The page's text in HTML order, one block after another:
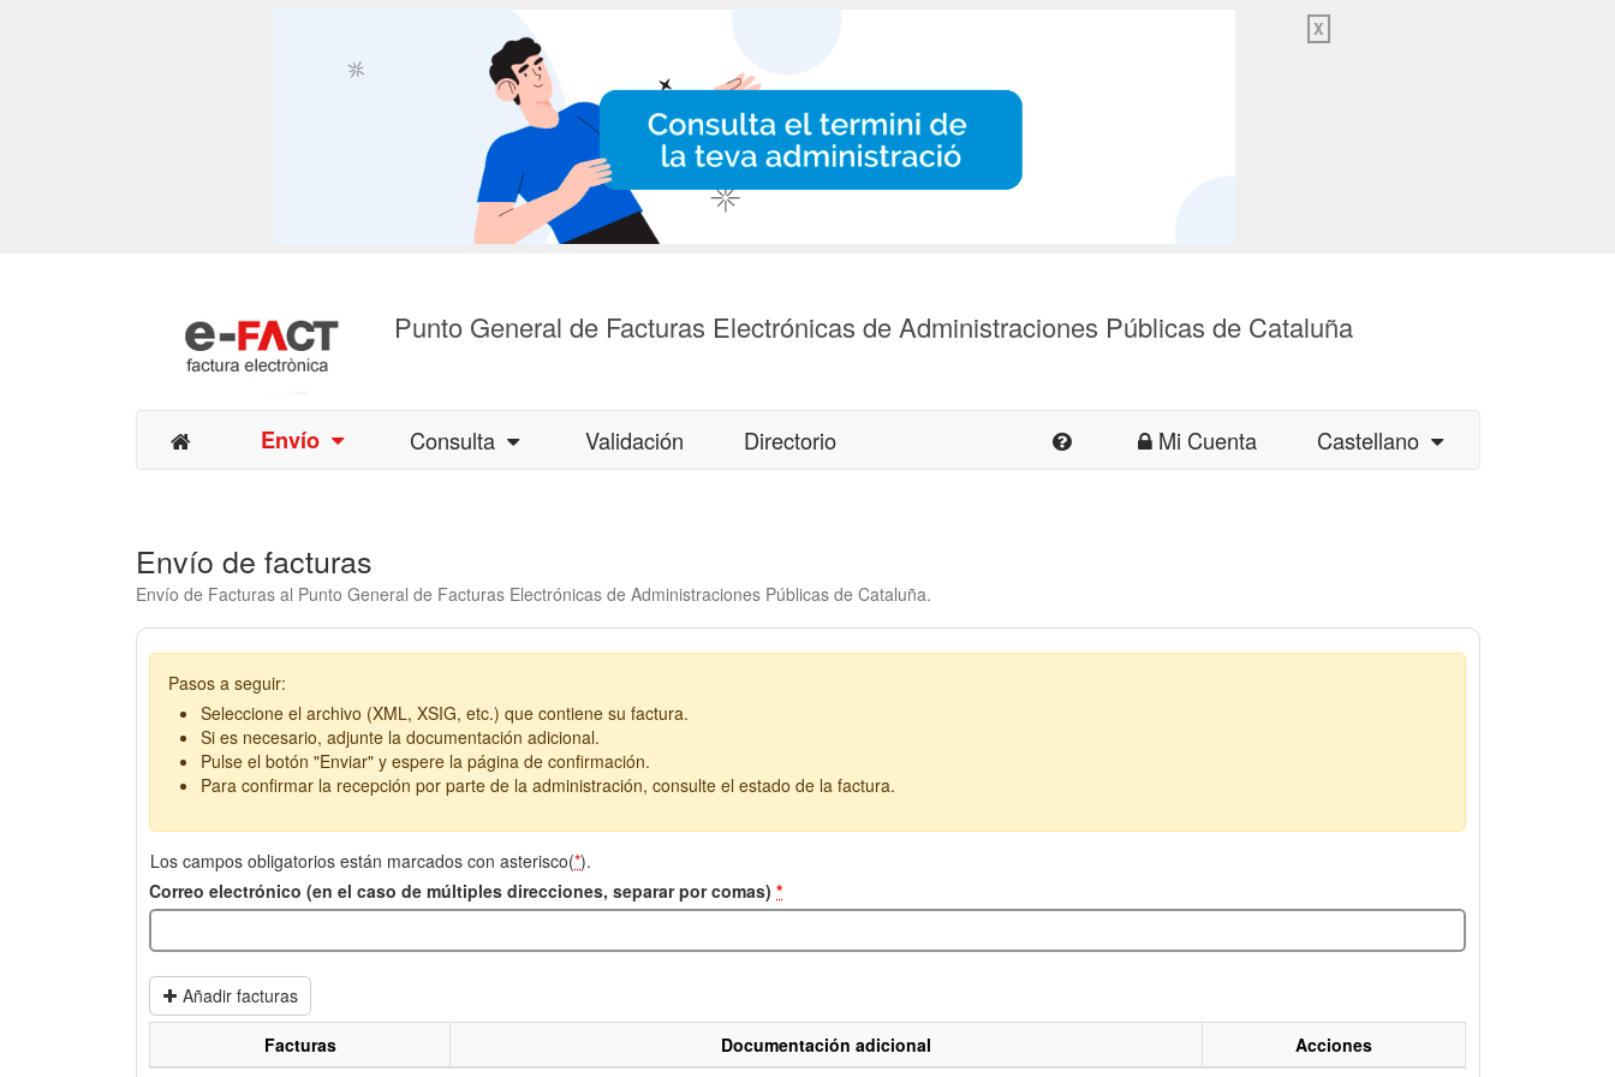
X
Punto General de Facturas Electrónicas de Administraciones Públicas de Cataluña
Envío Consulta Validación Directorio Mi Cuenta Castellano
Envío de facturas
Envío de Facturas al Punto General de Facturas Electrónicas de Administraciones Públicas de Cataluña.
Pasos a seguir:
Seleccione el archivo (XML, XSIG, etc.) que contiene su factura.
Si es necesario, adjunte la documentación adicional.
Pulse el botón "Enviar" y espere la página de confirmación.
Para confirmar la recepción por parte de la administración, consulte el estado de la factura.
Los campos obligatorios están marcados con asterisco(*).
Correo electrónico (en el caso de múltiples direcciones, separar por comas) *
Añadir facturas
Facturas Documentación adicional Acciones